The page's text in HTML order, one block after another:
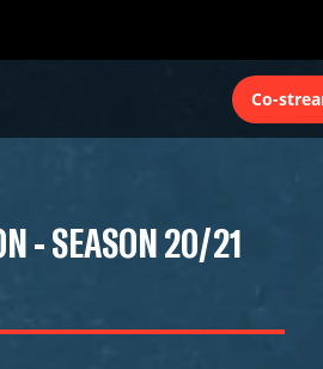
Co-
- SEASON 20/21